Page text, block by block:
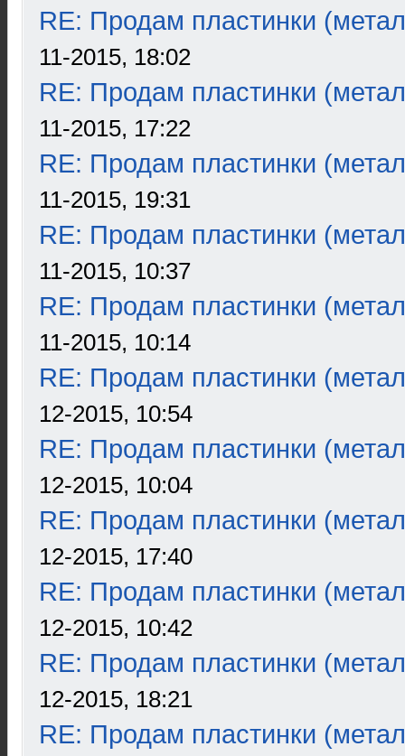
RE: Продам пластинки
11-2015, 18:02
RE: Продам пластинки
11-2015, 17:22
RE: Продам пластинки
11-2015, 19:31
RE: Продам пластинки
11-2015, 10:37
RE: Продам пластинки
11-2015, 10:14
RE: Продам пластинки
12-2015, 10:54
RE: Продам пластинки
12-2015, 10:04
RE: Продам пластинки
12-2015, 17:40
RE: Продам пластинки
12-2015, 10:42
RE: Продам пластинки
12-2015, 18:21
RE: Продам пластинки